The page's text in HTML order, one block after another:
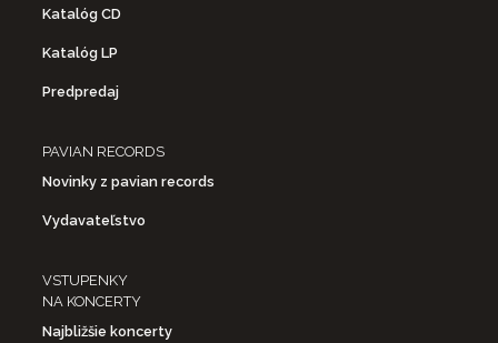
Katalóg CD
Katalóg LP
Predpredaj
PAVIAN RECORDS
Novinky z pavian records
Vydavateľstvo
VSTUPENKY
NA KONCERTY
Najbližšie koncerty